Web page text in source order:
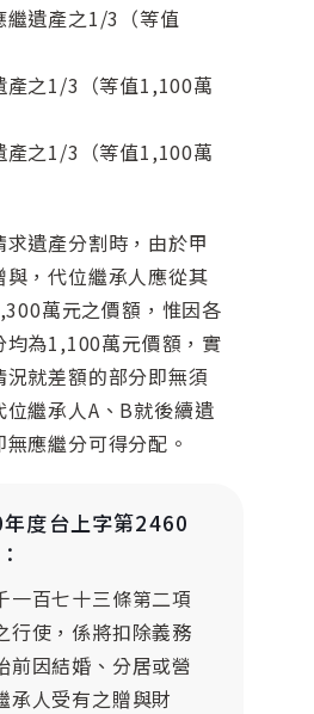
繼遺產之1/3（等值
產之1/3（等值1,100萬
產之1/3（等值1,100萬
遺產分割時，由於甲
與，代位繼承人應從其
萬元之價額，惟因各
均為1,100萬元價額，實
就差額的部分即無須
繼承人A、B就後續遺
應繼分可得分配。
度台上字第2460
一百七十三條第二項
行使，係將扣除義務
前因結婚、分居或營
承人受有之贈與財